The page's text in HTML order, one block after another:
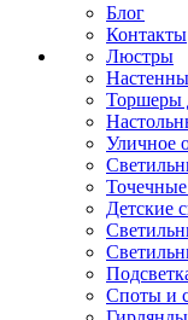
Блог
Контакты
Люстры
Торшеры
Уличное
Детские
Споты и